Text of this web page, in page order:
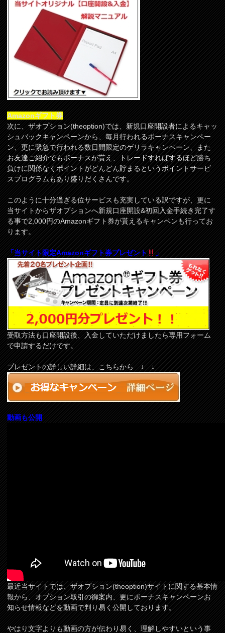
Amazonギフト券
次に、ザオプション(theoption)では、新規口座開設者によるキャッ
シュバックキャンペーンから、毎月行われるボーナスキャンペー
ン、更に緊急で行われる数日間限定のゲリラキャンペーン、また
お友達ご紹介でもボーナスが貰え、トレードすればするほど勝ち
負けに関係なくポイントがどんどん貯まるというポイントサービ
スプログラムもあり盛りだくさんです。
このように十分過ぎる位サービスも充実している訳ですが、更に
当サイトからザオプションへ新規口座開設&初回入金手続き完了す
る事で2,000円のAmazonギフト券が貰えるキャンペンも行ってお
ります。
「当サイト限定Amazonギフト券プレゼント 」
受取方法も口座開設後、入金していただけましたら専用フォーム
で申請するだけです。
プレゼントの詳しい詳細は、こちらから ↓ ↓
動画も公開
最近当サイトでは、ザオプション(theoption)サイトに関する基本情
報から、オプション取引の御案内、更にボーナスキャンペーンお
知らせ情報などを動画で判り易く公開しております。
やはり文字よりも動画の方が伝わり易く、理解しやすいという事